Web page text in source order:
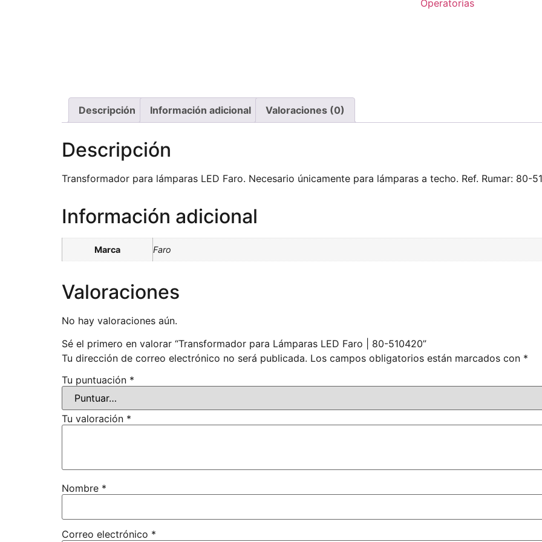
Operatorias
Descripción Información adicional Valoraciones (0)
Descripción
Transformador para lámparas LED Faro. Necesario únicamente para lámparas a techo. Ref. Rumar: 80-
Información adicional
Marca Faro
Valoraciones
No hay valoraciones aún.
Sé el primero en valorar “Transformador para Lámparas LED Faro | 80-510420”
Tu dirección de correo electrónico no será publicada. Los campos obligatorios están marcados con *
Tu puntuación *
Tu valoración *
Nombre *
Correo electrónico *